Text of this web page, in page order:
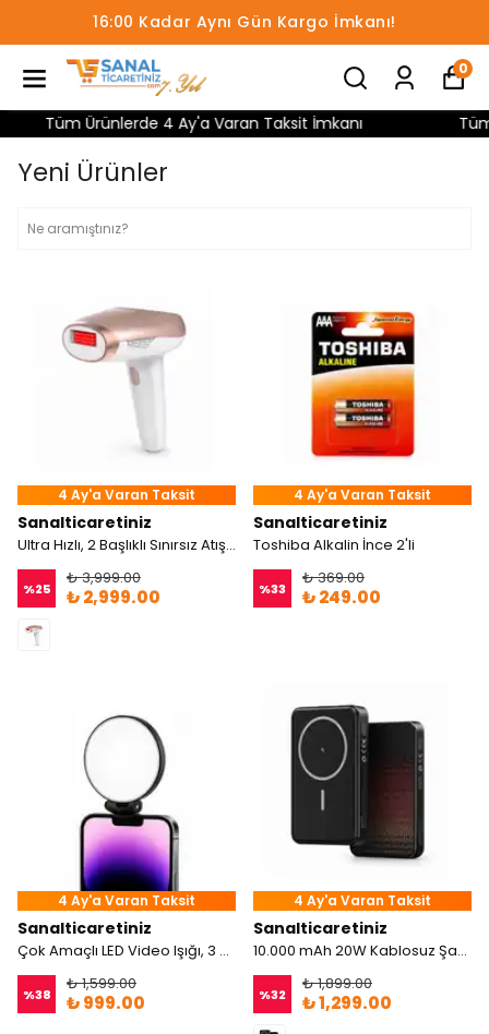
16:00 Kadar Aynı Gün Kargo İmkanı!
0
Ürünlerde 4 Ay'a Varan Taksit İmkanı Tüm
Yeni Ürünler
4 Ay'a Varan Taksit
Sanalticaretiniz
Ultra Hızlı, 2 Başlıklı Sınırsız Atışlı Buz Lazer IPL Lazer Epilasyon Cihazı
%25
₺ 3,999.00
₺ 2,999.00
4 Ay'a Varan Taksit
Sanalticaretiniz
Toshiba Alkalin İnce 2'li
%33
₺ 369.00
₺ 249.00
4 Ay'a Varan Taksit
Sanalticaretiniz
Çok Amaçlı LED Video Işığı, 3 Modlu Telefon ve Kamera Aydınlatması
%38
₺ 1,599.00
₺ 999.00
4 Ay'a Varan Taksit
Sanalticaretiniz
10.000 mAh 20W Kablosuz Şarj Özellikli Magsafe Powerbank
%32
₺ 1,899.00
₺ 1,299.00